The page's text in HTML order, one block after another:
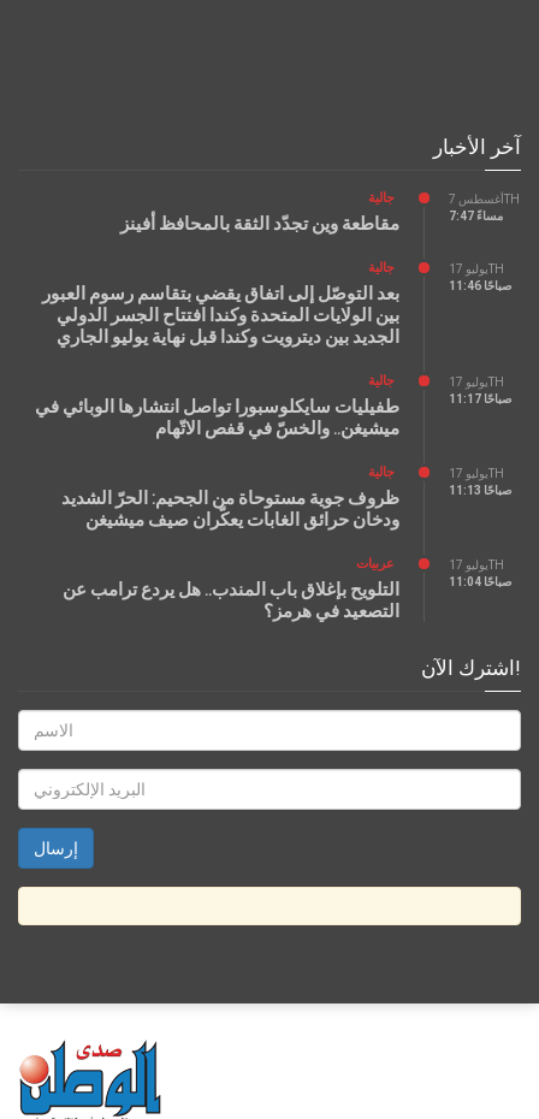
آخر الأخبار
أغسطس 7TH
7:47 مساءً
جالية
مقاطعة وين تجدّد الثقة بالمحافظ أفينز
يوليو 17TH
11:46 صباحًا
جالية
بعد التوصّل إلى اتفاق يقضي بتقاسم رسوم العبور
بين الولايات المتحدة وكندا افتتاح الجسر الدولي
الجديد بين ديترويت وكندا قبل نهاية يوليو الجاري
يوليو 17TH
11:17 صباحًا
جالية
طفيليات سايكلوسبورا تواصل انتشارها الوبائي في
ميشيغن.. والخسّ في قفص الاتّهام
يوليو 17TH
11:13 صباحًا
جالية
ظروف جوية مستوحاة من الجحيم: الحرّ الشديد
ودخان حرائق الغابات يعكّران صيف ميشيغن
يوليو 17TH
11:04 صباحًا
عربيات
التلويح بإغلاق باب المندب.. هل يردع ترامب عن
التصعيد في هرمز؟
اشترك الآن!